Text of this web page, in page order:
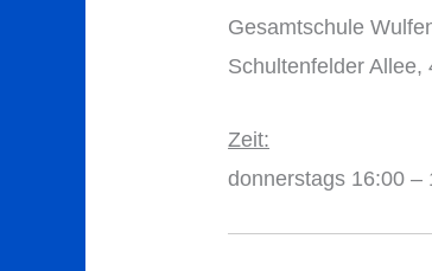
Gesamtschule
Schultenfelder Allee,
Zeit:
donnerstags 16:00 –